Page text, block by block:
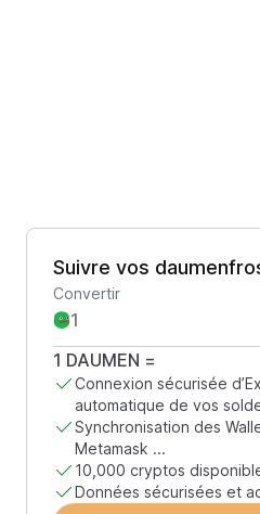
Suivre vos
Convertir
1 DAUMEN =
Connexion sécurisée
automatique de vos
Synchronisation des
Metamask ...
10,000 cryptos
Données sécurisées et